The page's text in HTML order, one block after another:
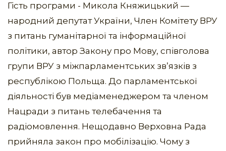
Гість програми - Микола Княжицький —
народний депутат України, Член Комітету ВРУ
з питань гуманітарної та інформаційної
політики, автор Закону про Мову, співголова
групи ВРУ з міжпарламентських звʼязків з
республікою Польща. До парламентської
діяльності був медіаменеджером та членом
Нацради з питань телебачення та
радіомовлення. Нещодавно Верховна Рада
прийняла закон про мобілізацію. Чому з